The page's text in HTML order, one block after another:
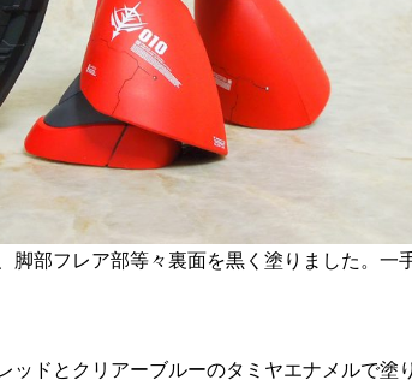
脚部フレア部等々裏面を黒く塗りました。
ッドとクリアーブルーのタミヤエナメルで